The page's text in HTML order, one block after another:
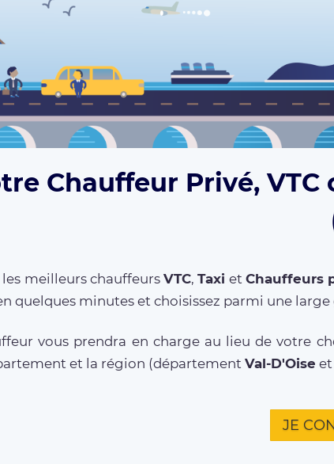
Chauffeur Privé,
les meilleurs chauffeurs VTC,Taxi et Chauffeurs
quelques minutes et choisissez parmi une
vous prendra en charge au lieu de votre
et la région (département Val-D'Oise
JE